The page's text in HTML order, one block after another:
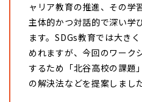
ャリア教育の推進、その学
主体的かつ対話的で深い学
ます。SDGs教育では大き
めれますが、今回のワーク
するため「北谷高校の課題
の解決法などを提案しました